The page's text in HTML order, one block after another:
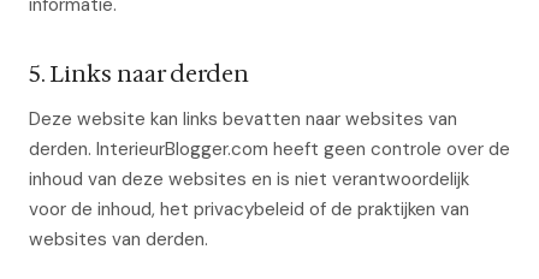
informatie.
5. Links naar derden
Deze website kan links bevatten naar websites van
derden. InterieurBlogger.com heeft geen controle over de
inhoud van deze websites en is niet verantwoordelijk
voor de inhoud, het privacybeleid of de praktijken van
websites van derden.